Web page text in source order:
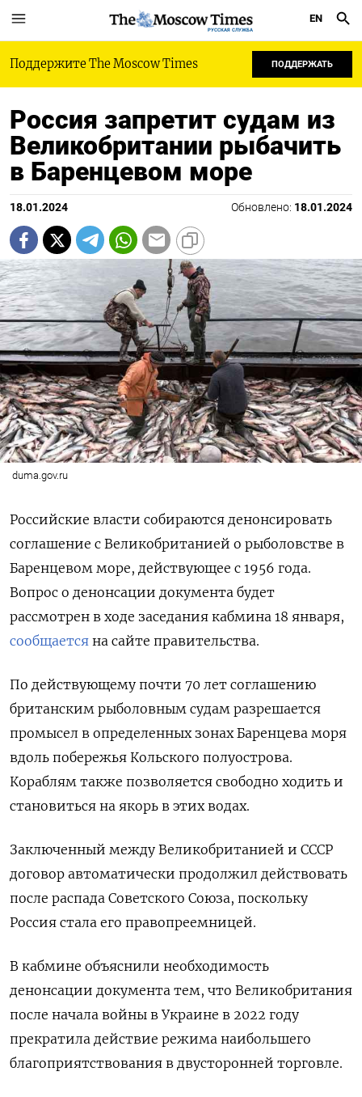
РУССКАЯ СЛУЖБА
EN
Поддержите The Moscow Times ПОДДЕРЖАТЬ
Россия запретит судам из
Великобритании рыбачить
в Баренцевом море
18.01.2024 Обновлено: 18.01.2024
duma.gov.ru
Российские власти собираются денонсировать
соглашение с Великобританией о рыболовстве в
Баренцевом море, действующее с 1956 года.
Вопрос о денонсации документа будет
рассмотрен в ходе заседания кабмина 18 января,
сообщается на сайте правительства.
По действующему почти 70 лет соглашению
британским рыболовным судам разрешается
промысел в определенных зонах Баренцева моря
вдоль побережья Кольского полуострова.
Кораблям также позволяется свободно ходить и
становиться на якорь в этих водах.
Заключенный между Великобританией и СССР
договор автоматически продолжил действовать
после распада Советского Союза, поскольку
Россия стала его правопреемницей.
В кабмине объяснили необходимость
денонсации документа тем, что Великобритания
после начала войны в Украине в 2022 году
прекратила действие режима наибольшего
благоприятствования в двусторонней торговле.